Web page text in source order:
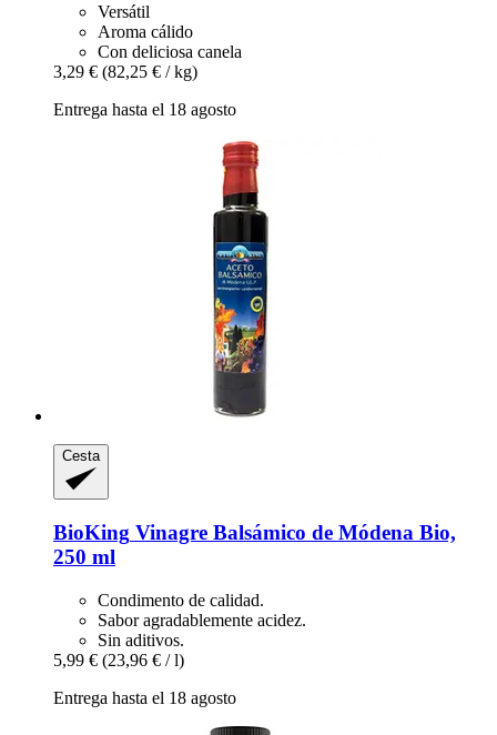
Versátil
Aroma cálido
Con deliciosa canela
3,29 € (82,25 € / kg)
Entrega hasta el 18 agosto
Cesta
BioKing Vinagre Balsámico de Módena Bio,
250 ml
Condimento de calidad.
Sabor agradablemente acidez.
Sin aditivos.
5,99 € (23,96 € / l)
Entrega hasta el 18 agosto